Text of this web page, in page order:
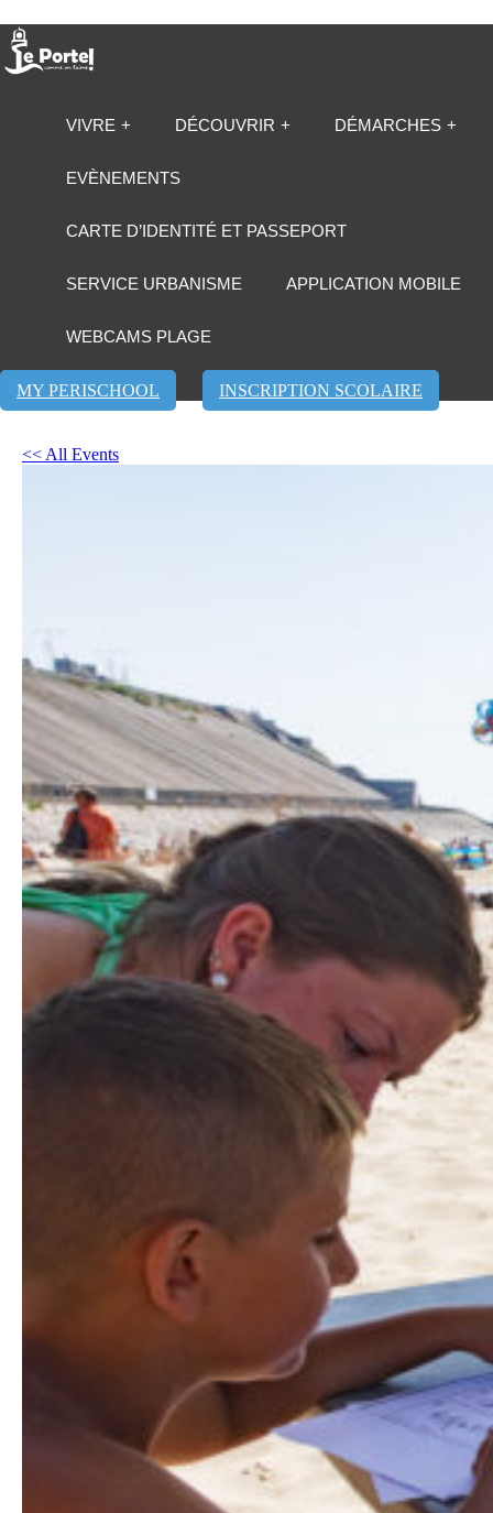
VIVRE DÉCOUVRIR DÉMARCHES
EVÈNEMENTS
CARTE D’IDENTITÉ ET PASSEPORT
SERVICE URBANISME APPLICATION MOBILE
WEBCAMS PLAGE
MY PERISCHOOL INSCRIPTION SCOLAIRE
<< All Events